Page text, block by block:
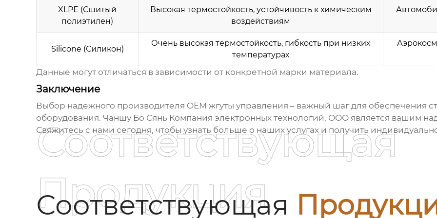
XLPE (Сшитый
полиэтилен)
Высокая термостойкость, устойчивость к химическим
воздействиям
Silicone (Силикон)
Очень высокая термостойкость, гибкость при низких
температурах
Данные могут отличаться в зависимости от конкретной марки материала.
Заключение
Выбор надежного производителя OEM жгуты управления – важный шаг для обеспечения
оборудования. Чаншу Бо Сянь Компания электронных технологий, ООО является вашим
Свяжитесь с нами сегодня, чтобы узнать больше о наших услугах и получить
Соответствующая
Соответствующая
Продукция